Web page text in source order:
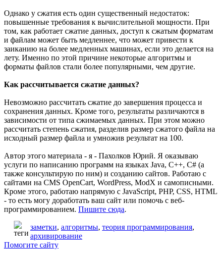
Однако у сжатия есть один существенный недостаток:
повышенные требования к вычислительной мощности. При
том, как работает сжатие данных, доступ к сжатым форматам
и файлам может быть медленнее, что может привести к
заиканию на более медленных машинах, если это делается на
лету. Именно по этой причине некоторые алгоритмы и
форматы файлов стали более популярными, чем другие.
Как рассчитывается сжатие данных?
Невозможно рассчитать сжатие до завершения процесса и
сохранения данных. Кроме того, результаты различаются в
зависимости от типа сжимаемых данных. При этом можно
рассчитать степень сжатия, разделив размер сжатого файла на
исходный размер файла и умножив результат на 100.
Автор этого материала - я - Пахолков Юрий. Я оказываю
услуги по написанию программ на языках Java, C++, C# (а
также консультирую по ним) и созданию сайтов. Работаю с
сайтами на CMS OpenCart, WordPress, ModX и самописными.
Кроме этого, работаю напрямую с JavaScript, PHP, CSS, HTML
- то есть могу доработать ваш сайт или помочь с веб-
программированием. Пишите сюда.
заметки, алгоритмы, теория программирования,
архивирование
Помогите сайту